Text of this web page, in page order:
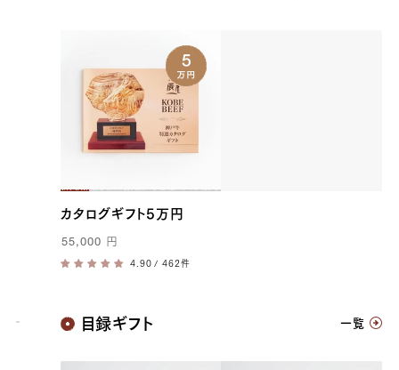
カタログギフト5万円
55,000 円
/ 462件
神戸牛
目録ギフト 一覧